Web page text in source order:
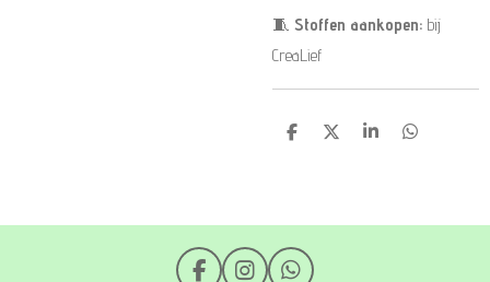
🧵 Stoffen aankopen: bij
CreaLief
D
D
S
D